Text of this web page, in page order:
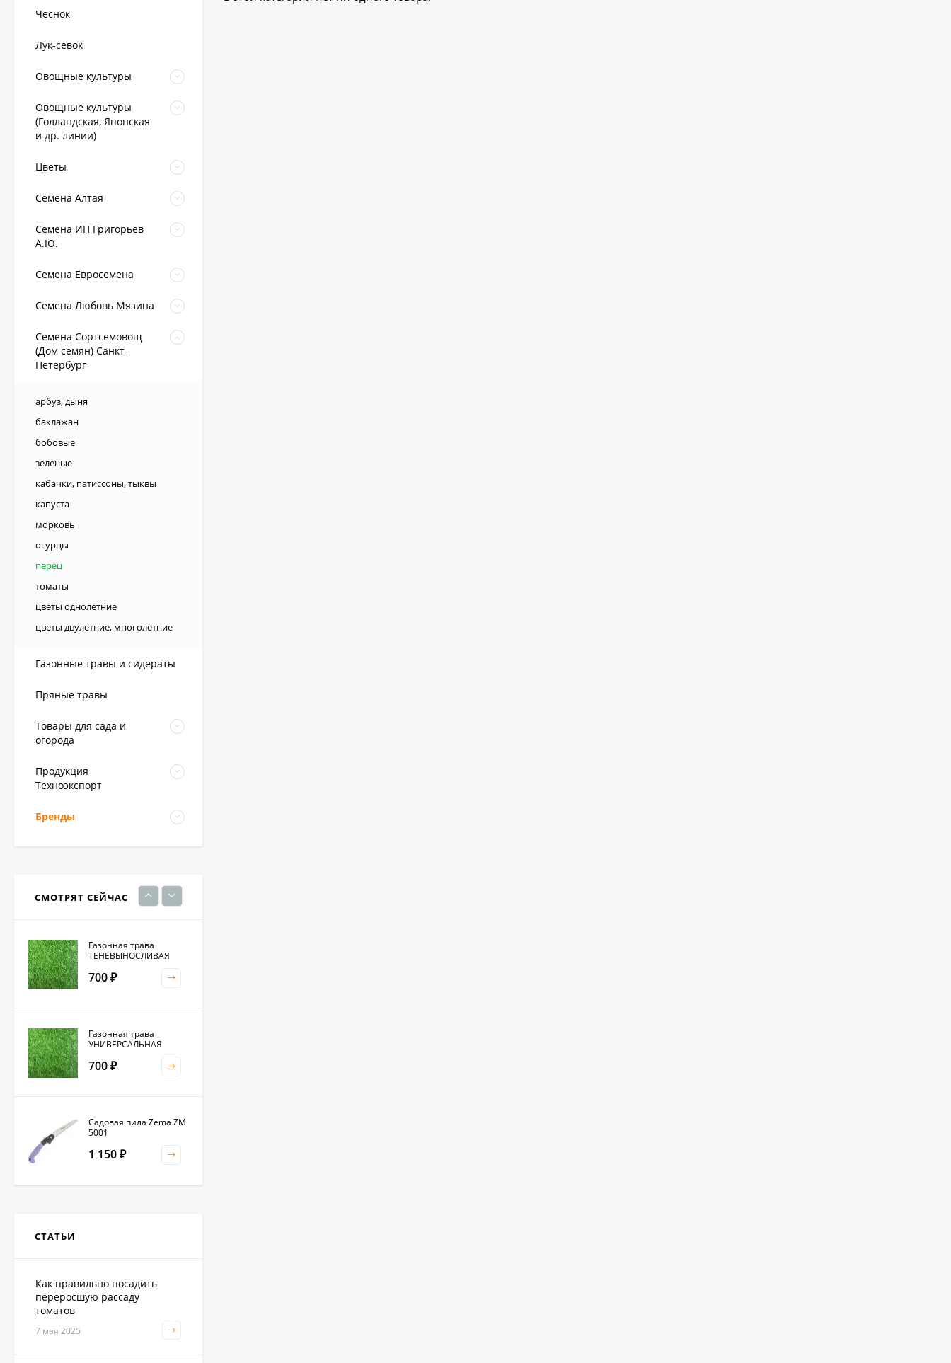
Чеснок
Лук-севок
Овощные культуры
Овощные культуры
(Голландская, Японская
и др. линии)
Цветы
Семена Алтая
Семена ИП Григорьев
А.Ю.
Семена Евросемена
Семена Любовь Мязина
Семена Сортсемовощ
(Дом семян) Санкт-
Петербург
арбуз, дыня
баклажан
бобовые
зеленые
кабачки, патиссоны, тыквы
капуста
морковь
огурцы
перец
томаты
цветы однолетние
цветы двулетние, многолетние
Газонные травы и сидераты
Пряные травы
Товары для сада и
огорода
Продукция
Техноэкспорт
Бренды
СМОТРЯТ СЕЙЧАС
(август) 10 мл
Фацелия 0,3кг (фас)
230
Газонная трава
ТЕНЕВЫНОСЛИВАЯ
700 ₽
Газонная трава
УНИВЕРСАЛЬНАЯ
700 ₽
Садовая пила Zema ZM
5001
1 150 ₽
Садовая тяпка-
СТАТЬИ
Как правильно посадить
переросшую рассаду
томатов
7 мая 2025